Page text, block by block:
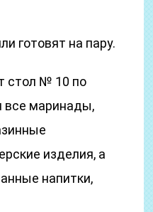
готовят на пару.
стол № 10 по
все маринады,
изделия, а
напитки,